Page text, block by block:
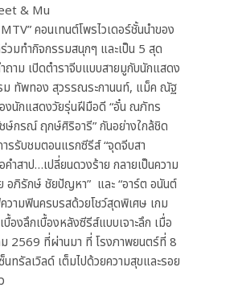
& Mu
คอนเทนต์โพรไวเดอร์ชั้นนำของ
วมทำกิจกรรมสนุกๆ และเป็น 5 สุด
าม เปิดตำราจีบแบบสายมูกับนักแสดง
ม ทัพทอง สุวรรณระกานนท์, แม็ค ณัฐ
งนักแสดงวัยรุ่นฝีมือดี “อั๋น ณภัทร
กรณ์ ฤกษ์ศิริอารี” กันอย่างใกล้ชิด
รรับชมตอนแรกซีรีส์ “จุดจีบสา
ำสาป…เปลี่ยนดวงร้าย กลายเป็นความ
อภิรักษ์ ชัยปัญหา” และ “อาร์ต อนันต์
ามฟินครบรสด้วยโชว์สุดพิเศษ เกม
องลึกเบื้องหลังซีรีส์แบบเจาะลึก เมื่อ
2569 ที่ผ่านมา ที่ โรงภาพยนตร์ที่ 8
นทรัลเวิลด์ เต็มไปด้วยความสุขและรอย